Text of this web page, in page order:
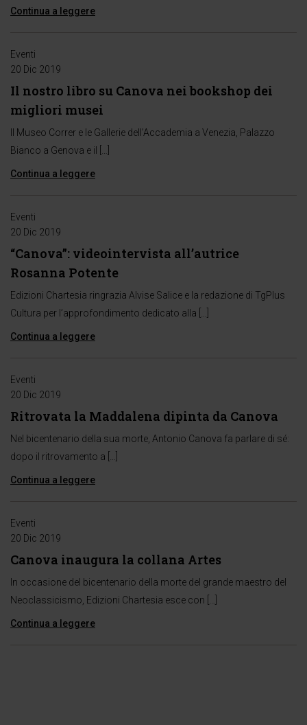
Continua a leggere
Eventi
20 Dic 2019
Il nostro libro su Canova nei bookshop dei
migliori musei
Il Museo Correr e le Gallerie dell’Accademia a Venezia, Palazzo
Bianco a Genova e il […]
Continua a leggere
Eventi
20 Dic 2019
“Canova”: videointervista all’autrice
Rosanna Potente
Edizioni Chartesia ringrazia Alvise Salice e la redazione di TgPlus
Cultura per l’approfondimento dedicato alla […]
Continua a leggere
Eventi
20 Dic 2019
Ritrovata la Maddalena dipinta da Canova
Nel bicentenario della sua morte, Antonio Canova fa parlare di sé:
dopo il ritrovamento a […]
Continua a leggere
Eventi
20 Dic 2019
Canova inaugura la collana Artes
In occasione del bicentenario della morte del grande maestro del
Neoclassicismo, Edizioni Chartesia esce con […]
Continua a leggere